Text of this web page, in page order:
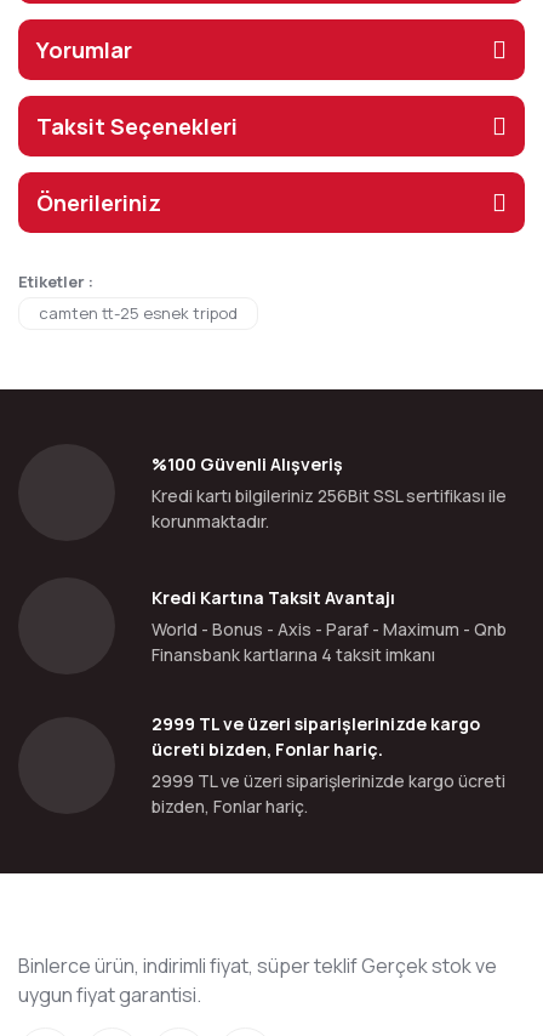
Yorumlar
Taksit Seçenekleri
Önerileriniz
Etiketler :
camten tt-25 esnek tripod
%100 Güvenli Alışveriş
Kredi kartı bilgileriniz 256Bit SSL sertifikası ile
korunmaktadır.
Kredi Kartına Taksit Avantajı
World - Bonus - Axis - Paraf - Maximum - Qnb
Finansbank kartlarına 4 taksit imkanı
2999 TL ve üzeri siparişlerinizde kargo
ücreti bizden, Fonlar hariç.
2999 TL ve üzeri siparişlerinizde kargo ücreti
bizden, Fonlar hariç.
Binlerce ürün, indirimli fiyat, süper teklif Gerçek stok ve
uygun fiyat garantisi.